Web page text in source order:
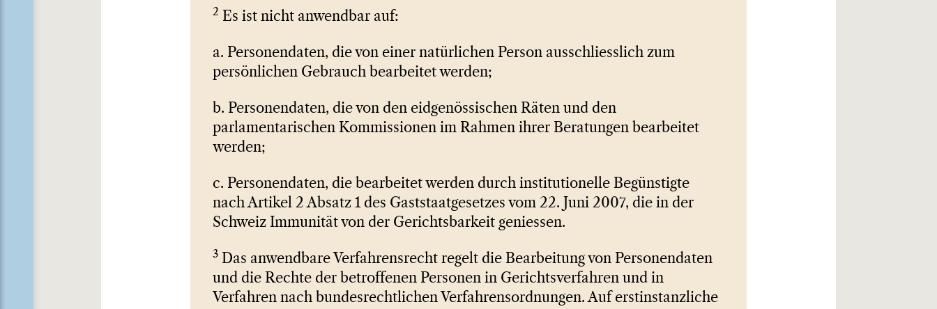
2 Es ist nicht anwendbar auf:
a. Personendaten, die von einer natürlichen Person ausschliesslich zum
persönlichen Gebrauch bearbeitet werden;
b. Personendaten, die von den eidgenössischen Räten und den
parlamentarischen Kommissionen im Rahmen ihrer Beratungen bearbeitet
werden;
c. Personendaten, die bearbeitet werden durch institutionelle Begünstigte
nach Artikel 2 Absatz 1 des Gaststaatgesetzes vom 22. Juni 2007, die in der
Schweiz Immunität von der Gerichtsbarkeit geniessen.
3 Das anwendbare Verfahrensrecht regelt die Bearbeitung von Personendaten
und die Rechte der betroffenen Personen in Gerichtsverfahren und in
Verfahren nach bundesrechtlichen Verfahrensordnungen. Auf erstinstanzliche